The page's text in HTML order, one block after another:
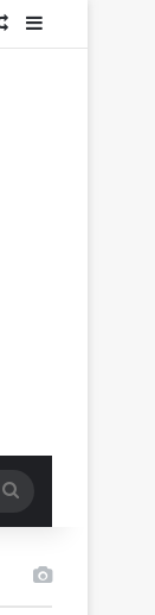
In
Random Article
Sidebar
for